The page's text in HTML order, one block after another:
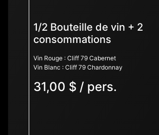
1/2 Bouteille de vin + 2
consommations
Vin Rouge : Cliff 79 Cabernet
Vin Blanc : Cliff 79 Chardonnay
31,00 $ / pers.